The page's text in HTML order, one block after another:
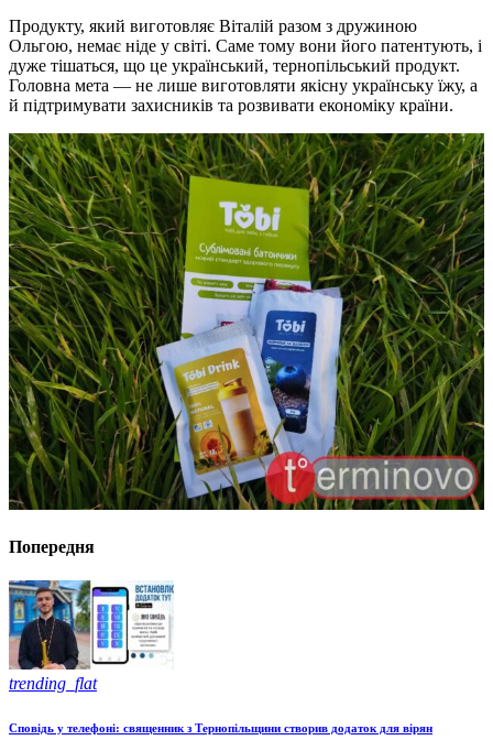
Продукту, який виготовляє Віталій разом з дружиною
Ольгою, немає ніде у світі. Саме тому вони його патентують, і
дуже тішаться, що це український, тернопільський продукт.
Головна мета — не лише виготовляти якісну українську їжу, а
й підтримувати захисників та розвивати економіку країни.
Попередня
trending_flat
Сповідь у телефоні: священник з Тернопільщини створив додаток для вірян